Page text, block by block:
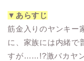
▼あらすじ
筋金入りのヤンキー
に、家族には内緒で
すが……!?激バカヤ